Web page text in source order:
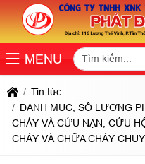
MENU
Tin tức
DANH MỤC, SỐ LƯỢNG
CHÁY VÀ CỨU NẠN, CỨU
CHÁY VÀ CHỮA CHÁY